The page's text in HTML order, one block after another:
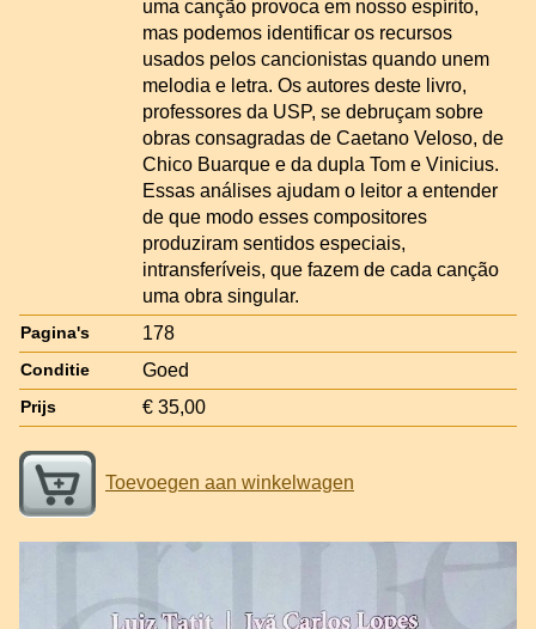
uma canção provoca em nosso espírito,
mas podemos identificar os recursos
usados pelos cancionistas quando unem
melodia e letra. Os autores deste livro,
professores da USP, se debruçam sobre
obras consagradas de Caetano Veloso, de
Chico Buarque e da dupla Tom e Vinicius.
Essas análises ajudam o leitor a entender
de que modo esses compositores
produziram sentidos especiais,
intransferíveis, que fazem de cada canção
uma obra singular.
Pagina's 178
Conditie Goed
Prijs € 35,00
Toevoegen aan winkelwagen